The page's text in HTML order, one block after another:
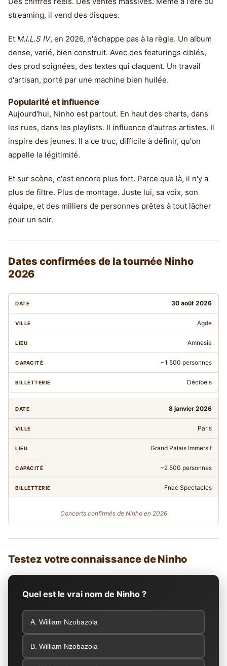
streaming, il vend des disques.
Et M.I.L.S IV, en 2026, n'échappe pas à la règle. Un album
dense, varié, bien construit. Avec des featurings ciblés,
des prod soignées, des textes qui claquent. Un travail
d'artisan, porté par une machine bien huilée.
Popularité et influence
Aujourd'hui, Ninho est partout. En haut des charts, dans
les rues, dans les playlists. Il influence d'autres artistes. Il
inspire des jeunes. Il a ce truc, difficile à définir, qu'on
appelle la légitimité.
Et sur scène, c'est encore plus fort. Parce que là, il n'y a
plus de filtre. Plus de montage. Juste lui, sa voix, son
équipe, et des milliers de personnes prêtes à tout lâcher
pour un soir.
Dates confirmées de la tournée Ninho
2026
Concerts confirmés de Ninho en 2026
30 août 2026
Agde
Amnesia
~1 500 personnes
Décibels
8 janvier 2026
Paris
Grand Palais Immersif
~2 500 personnes
Fnac Spectacles
Testez votre connaissance de Ninho
Quel est le vrai nom de Ninho ?
A. William Nzobazola
B. William Nzobazola